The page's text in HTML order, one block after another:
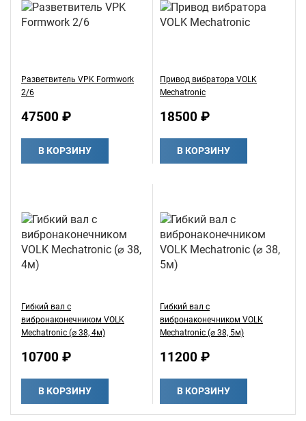
Разветвитель VPK Formwork
2/6
47500 ₽
В КОРЗИНУ
Привод вибратора VOLK
Mechatroniс
18500 ₽
В КОРЗИНУ
Гибкий вал с
вибронаконечником VOLK
Mechatronic (⌀ 38, 4м)
10700 ₽
В КОРЗИНУ
Гибкий вал с
вибронаконечником VOLK
Mechatronic (⌀ 38, 5м)
11200 ₽
В КОРЗИНУ